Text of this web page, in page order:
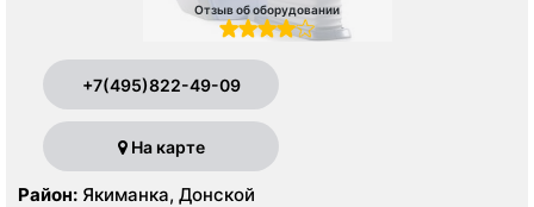
Отзыв об оборудовании
+7(495)822-49-09
На карте
Район: Якиманка, Донской